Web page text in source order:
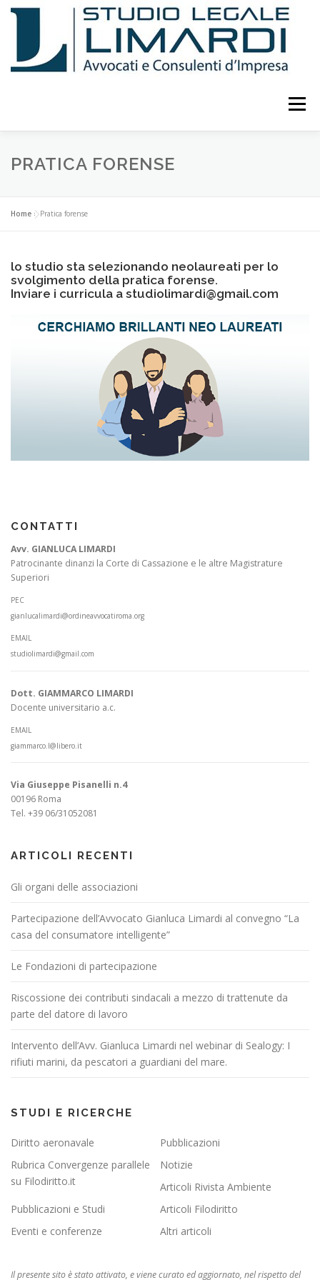
Passa
Menu
LO STUDIO ATTIVITÀ
PUBBLICAZIONI E STUDI
CONSULENTI COLLABORATORI FOTO
PRATICA FORENSE
Home »Pratica forense
lo studio sta selezionando neolaureati per lo
svolgimento della pratica forense.
Inviare i curricula a studiolimardi@gmail.com
CONTATTI
Avv. GIANLUCA LIMARDI
Patrocinante dinanzi la Corte di Cassazione e le altre Magistrature
Superiori
PEC
gianlucalimardi@ordineavvocatiroma.org
EMAIL
studiolimardi@gmail.com
Dott. GIAMMARCO LIMARDI
Docente universitario a.c.
EMAIL
giammarco.l@libero.it
Via Giuseppe Pisanelli n.4
00196 Roma
Tel. +39 06/31052081
ARTICOLI RECENTI
Gli organi delle associazioni
Partecipazione dell’Avvocato Gianluca Limardi al convegno “La
casa del consumatore intelligente”
Le Fondazioni di partecipazione
Riscossione dei contributi sindacali a mezzo di trattenute da
parte del datore di lavoro
Intervento dell’Avv. Gianluca Limardi nel webinar di Sealogy: I
rifiuti marini, da pescatori a guardiani del mare.
STUDI E RICERCHE
Diritto aeronavale
Pubblicazioni
Rubrica Convergenze parallele
su Filodiritto.it
Notizie
Articoli Rivista Ambiente
Pubblicazioni e Studi
Articoli Filodiritto
Eventi e conferenze
Altri articoli
Il presente sito è stato attivato, e viene curato ed aggiornato, nel rispetto del